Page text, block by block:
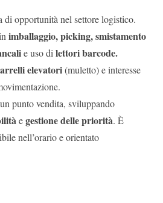
di opportunità nel settore logistico.
imballaggio, picking, smistamento
e uso di lettori barcode.
elevatori(muletto) e interesse
punto vendita, sviluppando
egestione delle priorità. È
nell’orario e orientato